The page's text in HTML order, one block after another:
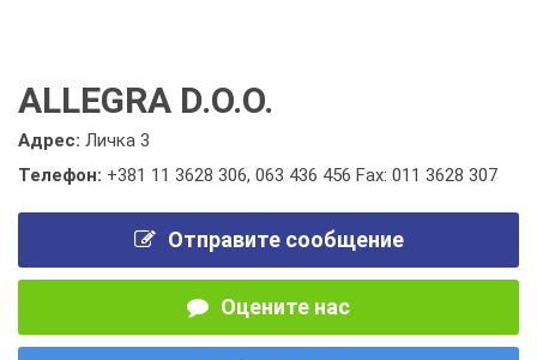
ALLEGRA D.O.O.
Адрес: Личка 3
Телефон: +381 11 3628 306, 063 436 456 Fax: 011 3628 307
Отправите сообщение
Оцените нас